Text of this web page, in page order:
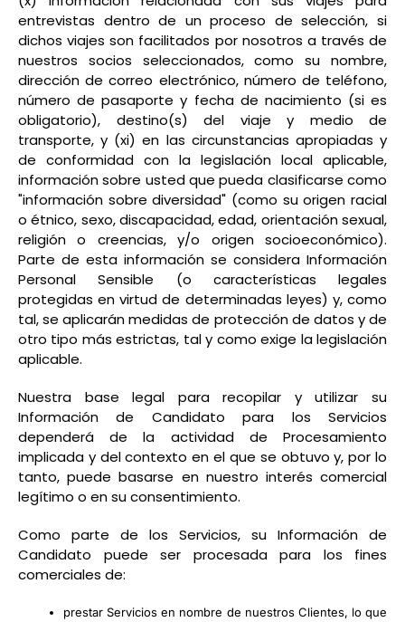
entrevistas dentro de un proceso de selección, si
dichos viajes son facilitados por nosotros a través de
nuestros socios seleccionados, como su nombre,
dirección de correo electrónico, número de teléfono,
número de pasaporte y fecha de nacimiento (si es
obligatorio), destino(s) del viaje y medio de
transporte, y (xi) en las circunstancias apropiadas y
de conformidad con la legislación local aplicable,
información sobre usted que pueda clasificarse como
"información sobre diversidad" (como su origen racial
o étnico, sexo, discapacidad, edad, orientación sexual,
religión o creencias, y/o origen socioeconómico).
Parte de esta información se considera Información
Personal Sensible (o características legales
protegidas en virtud de determinadas leyes) y, como
tal, se aplicarán medidas de protección de datos y de
otro tipo más estrictas, tal y como exige la legislación
aplicable.
Nuestra base legal para recopilar y utilizar su
Información de Candidato para los Servicios
dependerá de la actividad de Procesamiento
implicada y del contexto en el que se obtuvo y, por lo
tanto, puede basarse en nuestro interés comercial
legítimo o en su consentimiento.
Como parte de los Servicios, su Información de
Candidato puede ser procesada para los fines
comerciales de:
prestar Servicios en nombre de nuestros Clientes, lo que